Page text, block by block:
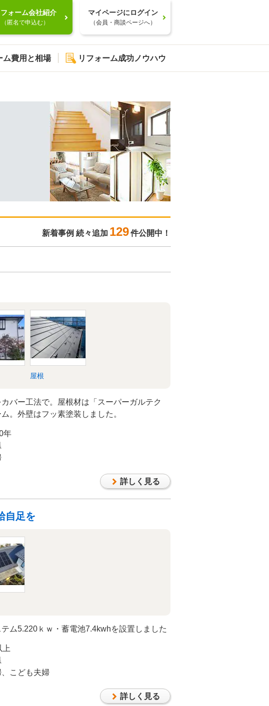
フォーム会社紹介
（匿名で申込む）
マイページにログイン
（会員・商談ページへ）
ム費用と相場 リフォーム成功ノウハウ
新着事例 続々追加 129件公開中！
屋根
バー工法で。屋根材は「スーパーガルテク
。外壁はフッ素塗装しました。
年
詳しく見る
自足を
ム5.220ｋｗ・蓄電池7.4kwhを設置しました
上
こども夫婦
詳しく見る